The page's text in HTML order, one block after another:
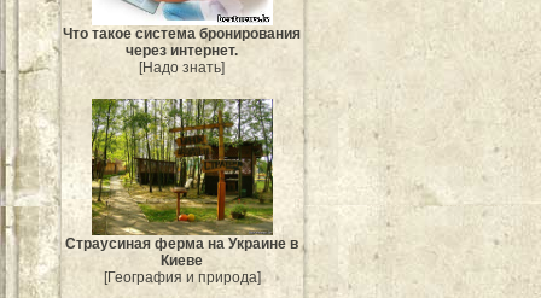
Что такое система бронирования
через интернет.
[Надо знать]
Страусиная ферма на Украине в
Киеве
[География и природа]